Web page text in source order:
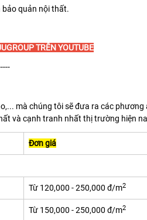
bảo quản nội thất.
TRÊN YOUTUBE
mà chúng tôi sẽ đưa ra các
và cạnh tranh nhất thị trường hiện
Đơn giá
Từ 120,000 - 250,000 đ/m2
Từ 150,000 - 250,000 đ/m2